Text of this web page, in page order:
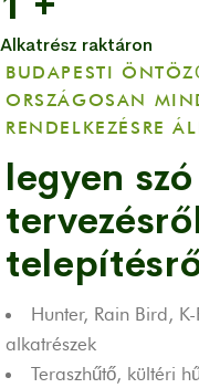
Alkatrész raktáron
BUDAPESTI
ORSZÁGOSAN
RENDELKEZÉSRE
legyen
Hunter, Rain Bird,
alkatrészek
Teraszhűtő, kültéri